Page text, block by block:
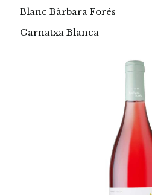
Blanc Bàrbara Forés
Garnatxa Blanca